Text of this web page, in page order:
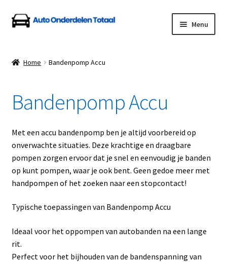
Ga
door
navigatie
Ga
naar
inhoud
Menu
Auto Onderdelen Shop
Betalen en Verzenden
Blog
Contact
Klantenservice
Linkpartners
Home Bandenpomp Accu
Bandenpomp Accu
Met een accu bandenpomp ben je altijd voorbereid op
onverwachte situaties. Deze krachtige en draagbare
pompen zorgen ervoor dat je snel en eenvoudig je banden
op kunt pompen, waar je ook bent. Geen gedoe meer met
handpompen of het zoeken naar een stopcontact!
Typische toepassingen van Bandenpomp Accu
Ideaal voor het oppompen van autobanden na een lange
rit.
Perfect voor het bijhouden van de bandenspanning van